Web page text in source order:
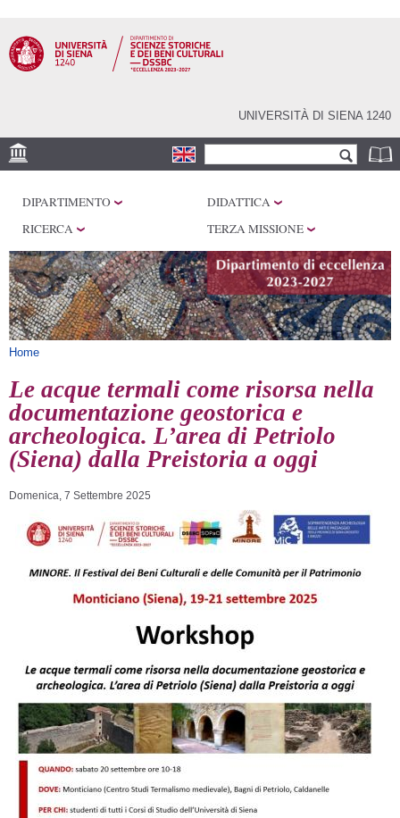
contenuto
principale
UNIVERSITÀ DI SIENA 1240
Form di ricerca
CENTRI DI RICERCA
LABORATORI
BIBLIOTECHE
SERVIZI
DIPARTIMENTO
DIDATTICA
RICERCA
TERZA MISSIONE
Tu sei qui
Home
Le acque termali come risorsa nella
documentazione geostorica e
archeologica. L’area di Petriolo
(Siena) dalla Preistoria a oggi
Domenica, 7 Settembre 2025